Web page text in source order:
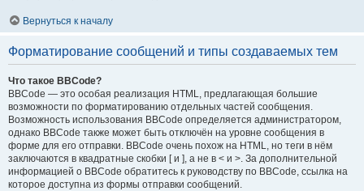
Вернуться к началу
Форматирование сообщений и типы создаваемых тем
Что такое BBCode?
BBCode — это особая реализация HTML, предлагающая большие
возможности по форматированию отдельных частей сообщения.
Возможность использования BBCode определяется администратором,
однако BBCode также может быть отключён на уровне сообщения в
форме для его отправки. BBCode очень похож на HTML, но теги в нём
заключаются в квадратные скобки [ и ], а не в < и >. За дополнительной
информацией о BBCode обратитесь к руководству по BBCode, ссылка на
которое доступна из формы отправки сообщений.